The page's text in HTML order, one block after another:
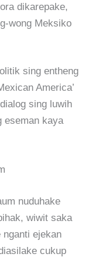
dikarepake,
wong Meksiko
sing entheng
America’
sing luwih
eseman kaya
nuduhake
wiwit saka
ejekan
cukup